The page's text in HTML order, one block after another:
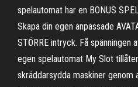
spelautomat har en BONUS
Skapa din egen anpassade
STÖRRE intryck. Få spänningen
egen spelautomat My Slot
skräddarsydda maskiner